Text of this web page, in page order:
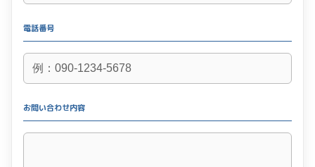
電話番号
お問い合わせ内容